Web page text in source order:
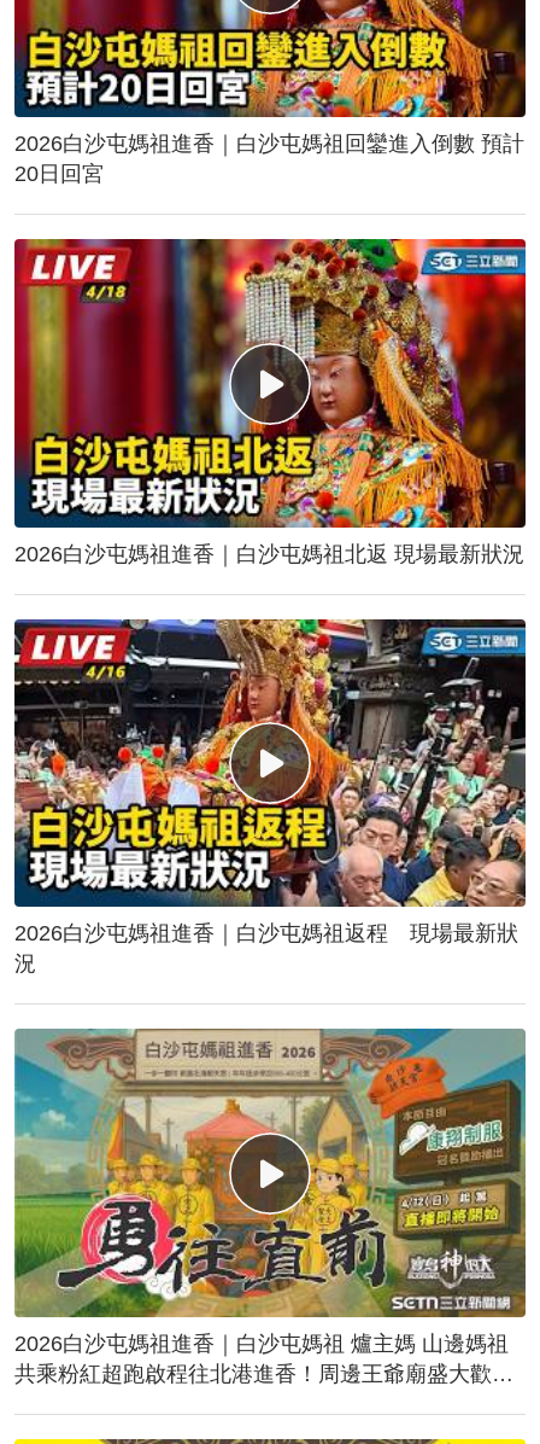
2026白沙屯媽祖進香｜白沙屯媽祖回鑾進入倒數 預計
20日回宮
2026白沙屯媽祖進香｜白沙屯媽祖北返 現場最新狀況
2026白沙屯媽祖進香｜白沙屯媽祖返程 現場最新狀
況
2026白沙屯媽祖進香｜白沙屯媽祖 爐主媽 山邊媽祖
共乘粉紅超跑啟程往北港進香！周邊王爺廟盛大歡